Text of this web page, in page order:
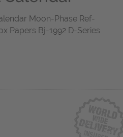
Moon-Phase Ref-
Papers Bj-1992 D-Series